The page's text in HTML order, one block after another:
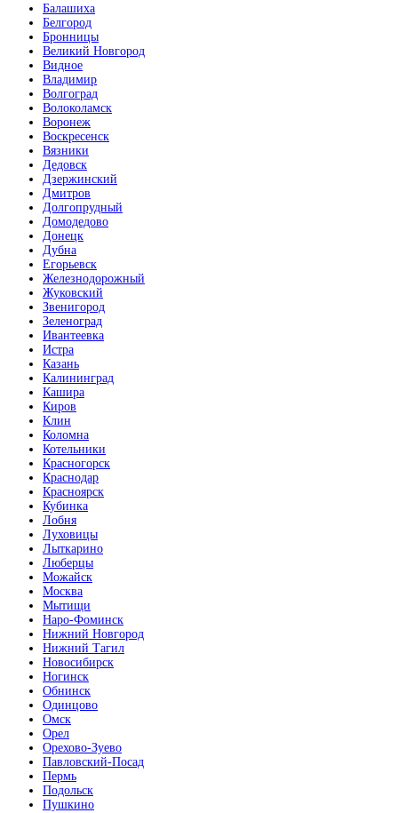
Балашиха
Белгород
Бронницы
Великий Новгород
Видное
Владимир
Волгоград
Волоколамск
Воронеж
Воскресенск
Вязники
Дедовск
Дзержинский
Дмитров
Долгопрудный
Домодедово
Донецк
Дубна
Егорьевск
Железнодорожный
Жуковский
Звенигород
Зеленоград
Ивантеевка
Истра
Казань
Калининград
Кашира
Киров
Клин
Коломна
Котельники
Красногорск
Краснодар
Красноярск
Кубинка
Лобня
Луховицы
Лыткарино
Люберцы
Можайск
Москва
Мытищи
Наро-Фоминск
Нижний Новгород
Нижний Тагил
Новосибирск
Ногинск
Обнинск
Одинцово
Омск
Орел
Орехово-Зуево
Павловский-Посад
Пермь
Подольск
Пушкино